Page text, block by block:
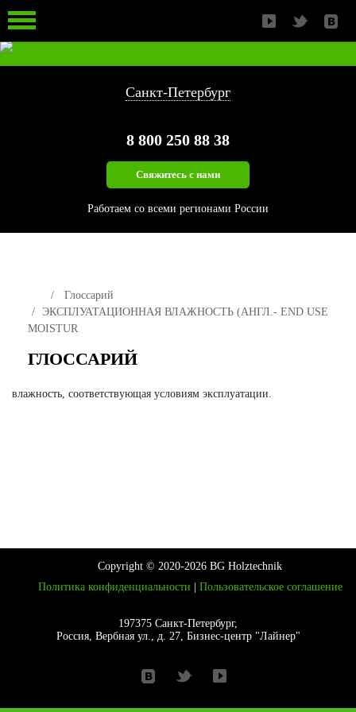
ИЗМЕЛЬЧЕНИЕ БИОМАССЫ
Санкт-Петербург
8 800 250 88 38
Свяжитесь с нами
Работаем со всеми регионами России
Глоссарий
ЭКСПЛУАТАЦИОННАЯ ВЛАЖНОСТЬ (АНГЛ.- END USE
MOISTUR
ГЛОССАРИЙ
влажность, соответствующая условиям эксплуатации.
Copyright © 2020-2026 BG Holztechnik
Политика конфиденциальности
Пользовательское соглашение
197375 Санкт-Петербург,
Россия, Вербная ул., д. 27, Бизнес-центр "Лайнер"